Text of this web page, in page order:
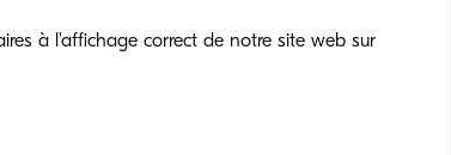
un autre, il possède
à l'affichage correct de notre site web sur